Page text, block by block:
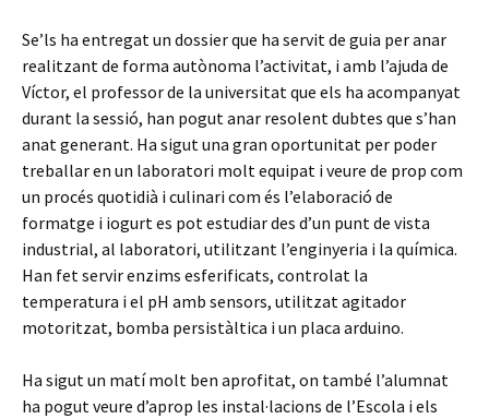
Se’ls ha entregat un dossier que ha servit de guia per anar
realitzant de forma autònoma l’activitat, i amb l’ajuda de
Víctor, el professor de la universitat que els ha acompanyat
durant la sessió, han pogut anar resolent dubtes que s’han
anat generant. Ha sigut una gran oportunitat per poder
treballar en un laboratori molt equipat i veure de prop com
un procés quotidià i culinari com és l’elaboració de
formatge i iogurt es pot estudiar des d’un punt de vista
industrial, al laboratori, utilitzant l’enginyeria i la química.
Han fet servir enzims esferificats, controlat la
temperatura i el pH amb sensors, utilitzat agitador
motoritzat, bomba persistàltica i un placa arduino.
Ha sigut un matí molt ben aprofitat, on també l’alumnat
ha pogut veure d’aprop les instal·lacions de l’Escola i els